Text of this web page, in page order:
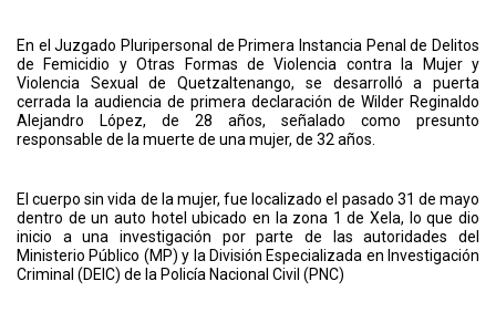
En el Juzgado Pluripersonal de Primera Instancia Penal de Delitos
de Femicidio y Otras Formas de Violencia contra la Mujer y
Violencia Sexual de Quetzaltenango, se desarrolló a puerta
cerrada la audiencia de primera declaración de Wilder Reginaldo
Alejandro López, de 28 años, señalado como presunto
responsable de la muerte de una mujer, de 32 años.
El cuerpo sin vida de la mujer, fue localizado el pasado 31 de mayo
dentro de un auto hotel ubicado en la zona 1 de Xela, lo que dio
inicio a una investigación por parte de las autoridades del
Ministerio Público (MP) y la División Especializada en Investigación
Criminal (DEIC) de la Policía Nacional Civil (PNC)